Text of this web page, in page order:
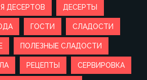
ДЕСЕРТОВ ДЕСЕРТЫ
ГОСТИ СЛАДОСТИ
ПОЛЕЗНЫЕ СЛАДОСТИ
РЕЦЕПТЫ СЕРВИРОВКА